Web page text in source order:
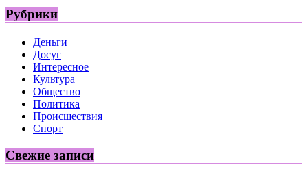
Рубрики
Деньги
Досуг
Интересное
Культура
Общество
Политика
Происшествия
Спорт
Свежие записи